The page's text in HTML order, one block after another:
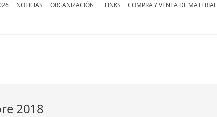
NOTICIAS ORGANIZACIÓN LINKS COMPRA Y VENTA DE MATERIAL
2018